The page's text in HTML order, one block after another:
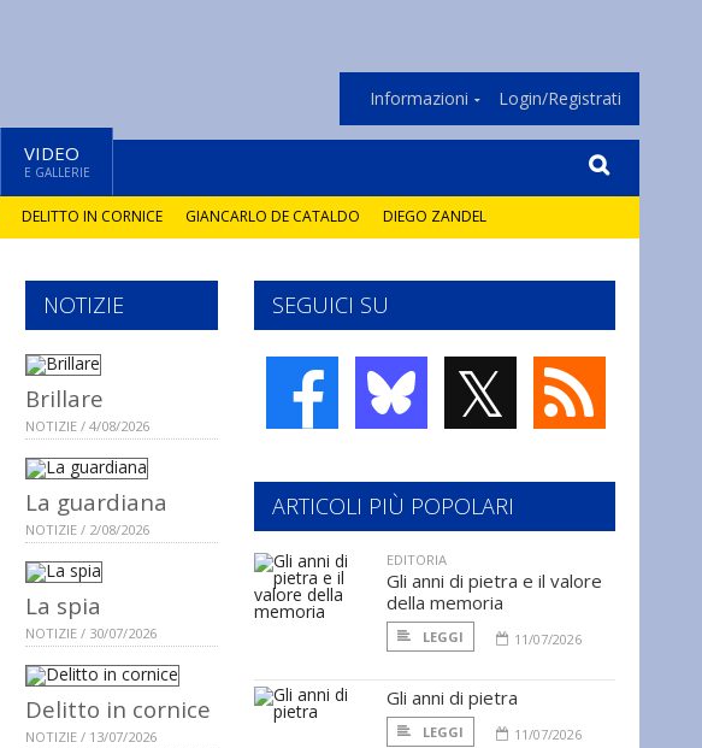
Informazioni Login/Registrati
VIDEO
E GALLERIE
DELITTO IN CORNICE GIANCARLO DE CATALDO DIEGO ZANDEL
SEGUICI SU
𝕏
NOTIZIE
Brillare
NOTIZIE / 4/08/2026
La guardiana
NOTIZIE / 2/08/2026
La spia
NOTIZIE / 30/07/2026
Delitto in cornice
NOTIZIE / 13/07/2026
ARTICOLI PIÙ POPOLARI
EDITORIA
Gli anni di pietra e il valore
della memoria
LEGGI 11/07/2026
Gli anni di pietra
LEGGI 11/07/2026